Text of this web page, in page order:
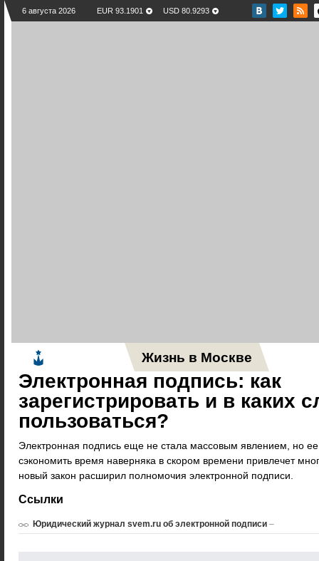
6 августа 2026 EUR 93.1901 USD 80.9293
Жизнь в Москве
Электронная подпись: как
зарегистрировать и в каких
пользоваться?
Электронная подпись еще не стала массовым явлением, но ее
сэкономить время наверняка в скором времени привлечет
новый закон расширил полномочия электронной подписи.
Ссылки
Юридический журнал svem.ru об электронной подписи –